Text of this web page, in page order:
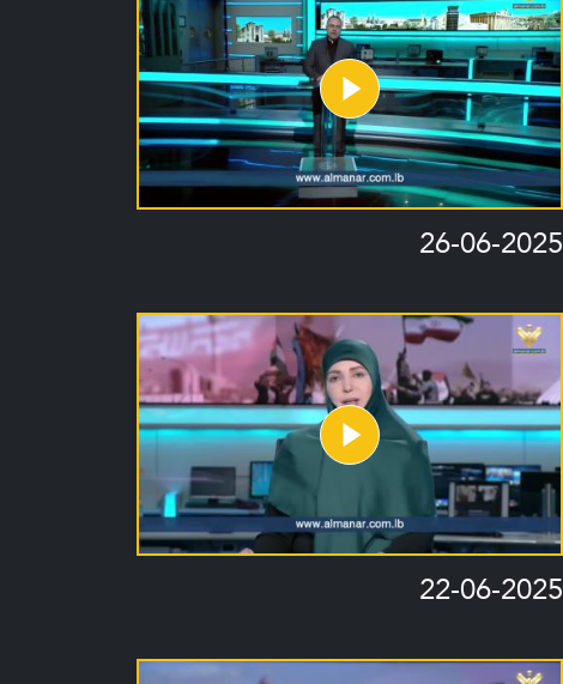
26-06-2025
22-06-2025